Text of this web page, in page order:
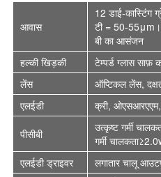
आवास
12 डाई-कास्टिंग
टी = 50-
बी का आसंजन
हल्की खिड़की
टेम्पर्ड ग्लास साफ़
लेंस
ऑप्टिकल लेंस,
एलईडी
क्री, ओएसआरएएम,
पीसीबी
उत्कृष्ट गर्मी
गर्मी
एलईडी ड्राइवर
लगातार चालू